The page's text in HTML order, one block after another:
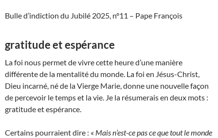
Bulle d’indiction du Jubilé 2025, n°11 – Pape François
gratitude et espérance
La foi nous permet de vivre cette heure d’une manière
différente de la mentalité du monde. La foi en Jésus-Christ,
Dieu incarné, né de la Vierge Marie, donne une nouvelle façon
de percevoir le temps et la vie. Je la résumerais en deux mots :
gratitude et espérance.
Certains pourraient dire : « Mais n’est-ce pas ce que tout le monde